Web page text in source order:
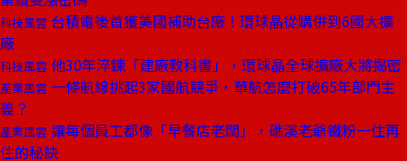
科技風雲 台積電後首獲美國補助台廠！環球晶從購併到6國大擴
廠
科技風雲 他30年淬鍊「建廠教科書」，環球晶全球擴廠大將揭密
產業風雲 一條航線挑起3家國航競爭，華航怎麼打破65年部門主
義？
產業風雲 讓每個員工都像「早餐店老闆」，礁溪老爺鐵粉一住再
住的秘訣